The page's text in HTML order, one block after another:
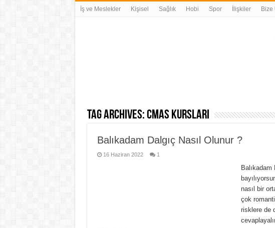
İş ve Meslekler Kişisel Sağlık Hobi Spor İlişkiler Bize
Tag Archives:cmas kursları
Balıkadam Dalgıç Nasıl Olunur ?
16 Haziran 2022 1
Balıkadam
nasıl bir
çok
risklere de